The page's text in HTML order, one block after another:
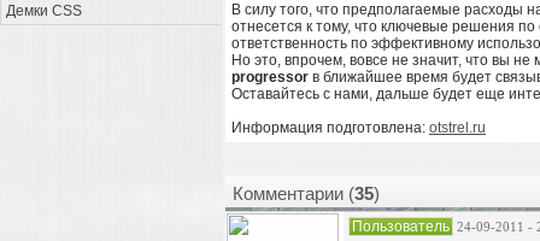
Демки CSS
В силу того, что предполагаемые расходы
отнесется к тому, что ключевые решения
ответственность по эффективному
Но это, впрочем, вовсе не значит, что вы
progressor в ближайшее время будет
Оставайтесь с нами, дальше будет еще
Информация подготовлена: otstrel.ru
Комментарии (35)
Пользователь 24-09-2011 -